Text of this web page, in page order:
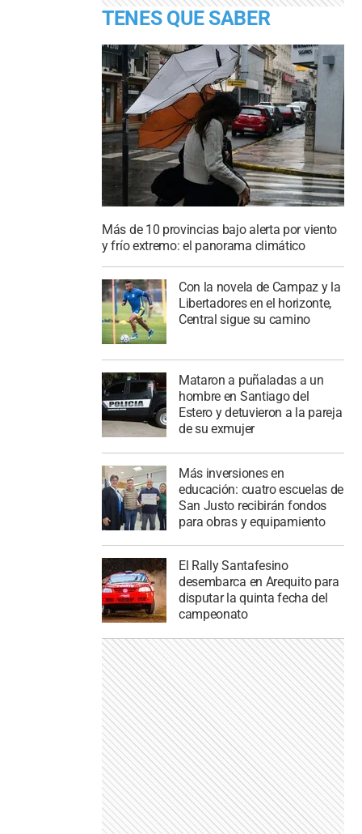
TENES QUE SABER
Más de 10 provincias bajo alerta por viento
y frío extremo: el panorama climático
Con la novela de Campaz y la
Libertadores en el horizonte,
Central sigue su camino
Mataron a puñaladas a un
hombre en Santiago del
Estero y detuvieron a la pareja
de su exmujer
Más inversiones en
educación: cuatro escuelas de
San Justo recibirán fondos
para obras y equipamiento
El Rally Santafesino
desembarca en Arequito para
disputar la quinta fecha del
campeonato